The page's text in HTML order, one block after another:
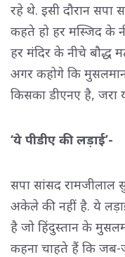
रहे थे. इसी दौरान सपा
कहते हो हर मस्जिद के
हर मंदिर के नीचे बौद्ध
अगर कहोगे कि
किसका डीएनए है, जरा
‘ये पीडीए की लड़ाई’-
सपा सांसद
अकेले की नहीं है. ये
है जो हिंदुस्तान के
कहना चाहते हैं कि